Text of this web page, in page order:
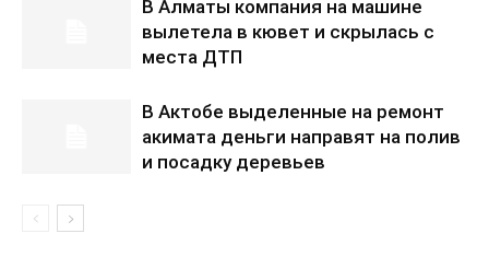
В Алматы компания на машине
вылетела в кювет и скрылась с
места ДТП
В Актобе выделенные на ремонт
акимата деньги направят на полив
и посадку деревьев